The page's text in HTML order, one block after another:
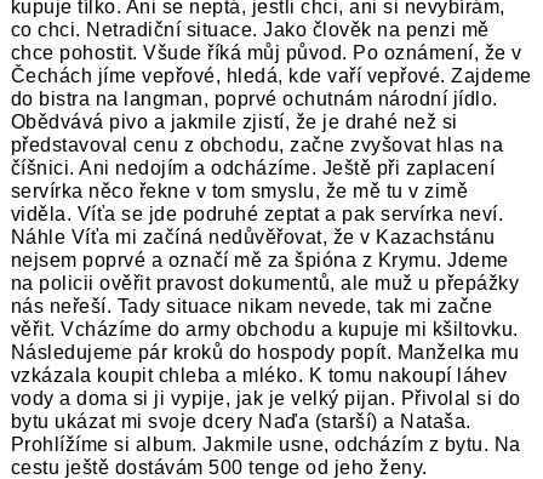
kupuje tílko. Ani se neptá, jestli chci, ani si nevybírám,
co chci. Netradiční situace. Jako člověk na penzi mě
chce pohostit. Všude říká můj původ. Po oznámení, že v
Čechách jíme vepřové, hledá, kde vaří vepřové. Zajdeme
do bistra na langman, poprvé ochutnám národní jídlo.
Obědvává pivo a jakmile zjistí, že je drahé než si
představoval cenu z obchodu, začne zvyšovat hlas na
číšnici. Ani nedojím a odcházíme. Ještě při zaplacení
servírka něco řekne v tom smyslu, že mě tu v zimě
viděla. Víťa se jde podruhé zeptat a pak servírka neví.
Náhle Víťa mi začíná nedůvěřovat, že v Kazachstánu
nejsem poprvé a označí mě za špióna z Krymu. Jdeme
na policii ověřit pravost dokumentů, ale muž u přepážky
nás neřeší. Tady situace nikam nevede, tak mi začne
věřit. Vcházíme do army obchodu a kupuje mi kšiltovku.
Následujeme pár kroků do hospody popít. Manželka mu
vzkázala koupit chleba a mléko. K tomu nakoupí láhev
vody a doma si ji vypije, jak je velký pijan. Přivolal si do
bytu ukázat mi svoje dcery Naďa (starší) a Nataša.
Prohlížíme si album. Jakmile usne, odcházím z bytu. Na
cestu ještě dostávám 500 tenge od jeho ženy.